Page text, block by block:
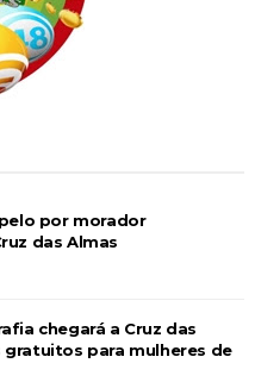
por morador
das Almas
chegará a Cruz das
gratuitos para mulheres de